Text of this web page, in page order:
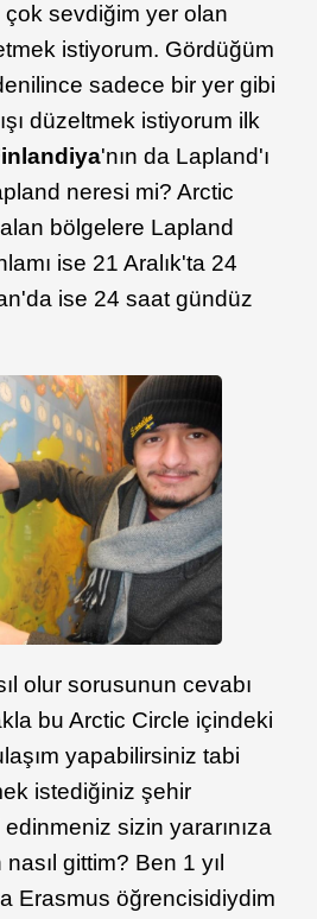
çok sevdiğim yer olan
istiyorum. Gördüğüm
sadece bir yer gibi
düzeltmek istiyorum ilk
'nın da Lapland'ı
neresi mi? Arctic
bölgelere Lapland
ise 21 Aralık'ta 24
ise 24 saat gündüz
olur sorusunun cevabı
bu Arctic Circle içindeki
yapabilirsiniz tabi
istediğiniz şehir
sizin yararınıza
gittim? Ben 1 yıl
Erasmus öğrencisidiydim